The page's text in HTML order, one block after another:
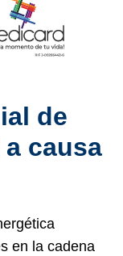
de
causa
en la cadena